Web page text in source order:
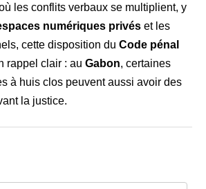
les conflits verbaux se multiplient, y
numériques privés et les
cette disposition du Code pénal
rappel clair : au Gabon, certaines
à huis clos peuvent aussi avoir des
la justice.